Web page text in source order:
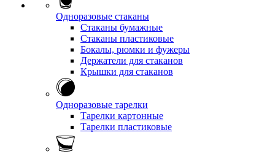
Одноразовые стаканы
Стаканы бумажные
Стаканы пластиковые
Бокалы, рюмки и фужеры
Держатели для стаканов
Крышки для стаканов
Одноразовые тарелки
Тарелки картонные
Тарелки пластиковые